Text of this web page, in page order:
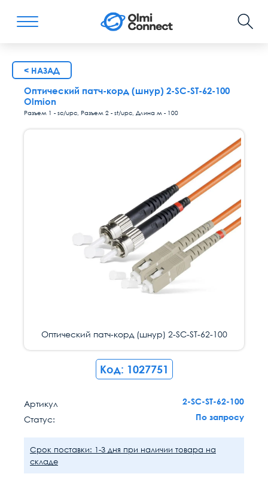
< НАЗАД
Оптический патч-корд (шнур) 2-SC-ST-62-100
Olmion
Разъем 1 - sc/upc, Разъем 2 - st/upc, Длина м - 100
Оптический патч-корд (шнур) 2-SC-ST-62-100
Код: 1027751
Артикул
2-SC-ST-62-100
Статус:
По запросу
Срок поставки: 1-3 дня при наличии товара на
складе